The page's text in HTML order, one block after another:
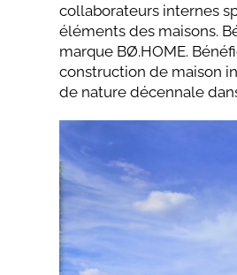
collaborateurs internes
éléments des maisons.
marque BØ.HOME.
construction de maison
de nature décennale